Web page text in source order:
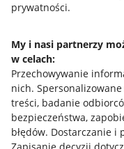
prywatności.
My i nasi partnerzy
w celach:
Przechowywanie
nich.
treści, badanie
bezpieczeństwa,
błędów. Dostarczanie i
Jak to działa
Allegro Gadane dla
Allegro Gadane dla
Mapa miejscowości
Informacje prawne